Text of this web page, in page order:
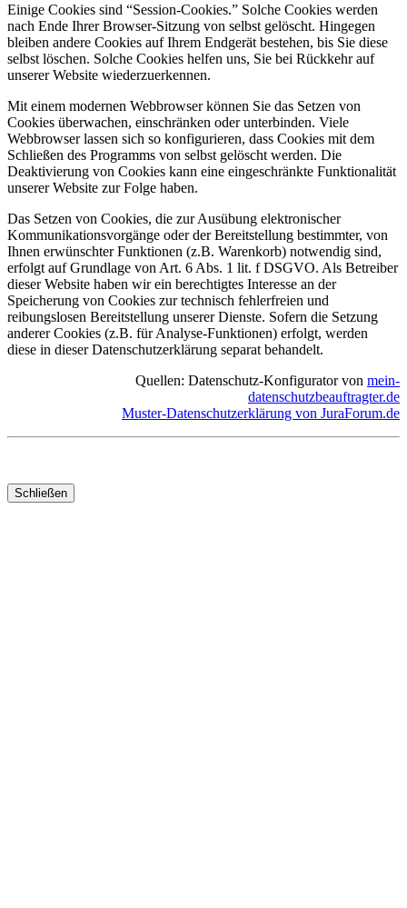
Einige Cookies sind “Session-Cookies.” Solche Cookies werden
nach Ende Ihrer Browser-Sitzung von selbst gelöscht. Hingegen
bleiben andere Cookies auf Ihrem Endgerät bestehen, bis Sie diese
selbst löschen. Solche Cookies helfen uns, Sie bei Rückkehr auf
unserer Website wiederzuerkennen.
Mit einem modernen Webbrowser können Sie das Setzen von
Cookies überwachen, einschränken oder unterbinden. Viele
Webbrowser lassen sich so konfigurieren, dass Cookies mit dem
Schließen des Programms von selbst gelöscht werden. Die
Deaktivierung von Cookies kann eine eingeschränkte Funktionalität
unserer Website zur Folge haben.
Das Setzen von Cookies, die zur Ausübung elektronischer
Kommunikationsvorgänge oder der Bereitstellung bestimmter, von
Ihnen erwünschter Funktionen (z.B. Warenkorb) notwendig sind,
erfolgt auf Grundlage von Art. 6 Abs. 1 lit. f DSGVO. Als Betreiber
dieser Website haben wir ein berechtigtes Interesse an der
Speicherung von Cookies zur technisch fehlerfreien und
reibungslosen Bereitstellung unserer Dienste. Sofern die Setzung
anderer Cookies (z.B. für Analyse-Funktionen) erfolgt, werden
diese in dieser Datenschutzerklärung separat behandelt.
Quellen: Datenschutz-Konfigurator von mein-
datenschutzbeauftragter.de
Muster-Datenschutzerklärung von JuraForum.de
Schließen